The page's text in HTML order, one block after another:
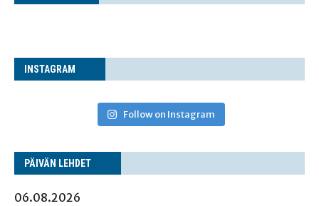
INS­TA­GRAM
Follow on Instagram
PÄI­VÄN LEHDET
06.08.2026